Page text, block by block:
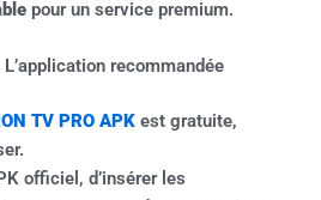
pour un service premium.
recommandée
TV PRO APK est gratuite,
officiel, d’insérer les